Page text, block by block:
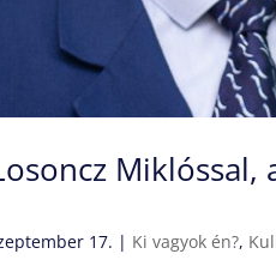
Miklóssal,
17. | Ki vagyok én?,